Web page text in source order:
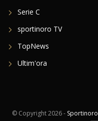
Serie C
sportinoro TV
TopNews
Ultim'ora
© Copyright2026 - Sportinoro